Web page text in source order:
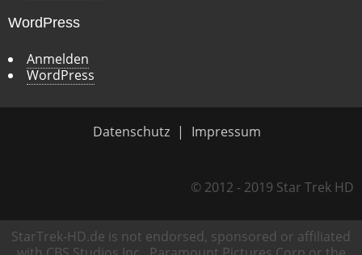
WordPress
Anmelden
WordPress
Datenschutz Impressum
© 2012 - 2019 Star Trek HD
StarTrek-HD.de is not endorsed, sponsored or affiliated